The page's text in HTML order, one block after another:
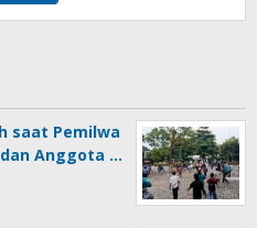
saat Pemilwa
Anggota …